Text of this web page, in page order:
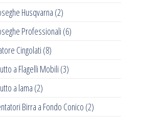
Husqvarna (2)
Professionali (6)
Cingolati (8)
a Flagelli Mobili (3)
a lama (2)
Birra a Fondo Conico (2)